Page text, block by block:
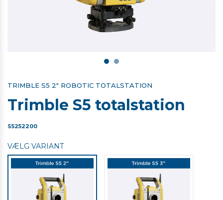
TRIMBLE S5 2" ROBOTIC TOTALSTATION
Trimble S5 totalstation
S5252200
VÆLG VARIANT